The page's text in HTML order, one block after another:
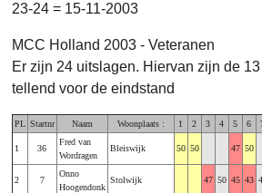
23-24 = 15-11-2003
MCC Holland 2003 - Veteranen
Er zijn 24 uitslagen. Hiervan zijn de
tellend voor de eindstand
PL Startnr Naam Woonplaats : 1 2 3 4 5 6
1 36
Fred van
Wordragen
Bleiswijk 50 50 47 50
2 7
Onno
Hoogendonk
Stolwijk 47 50 45 43